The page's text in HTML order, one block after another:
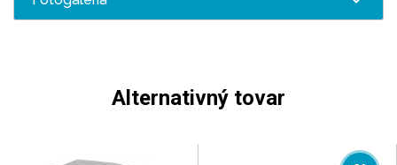
Alternativný tovar